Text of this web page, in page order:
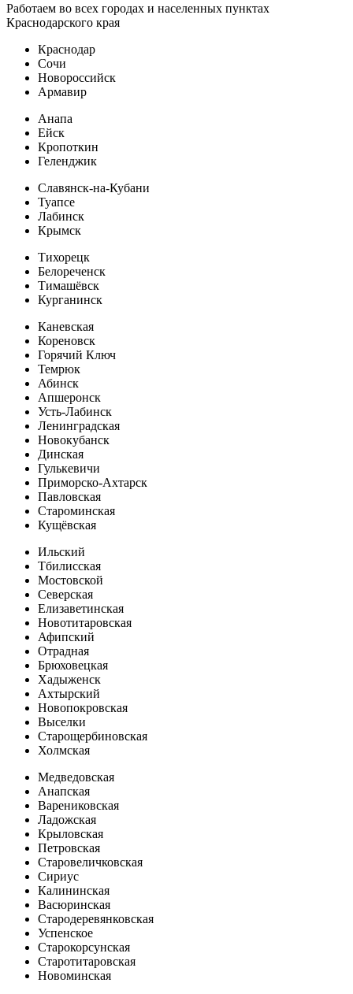
Работаем во всех городах и населенных пунктах
Краснодарского края
Краснодар
Сочи
Новороссийск
Армавир
Анапа
Ейск
Кропоткин
Геленджик
Славянск-на-Кубани
Туапсе
Лабинск
Крымск
Тихорецк
Белореченск
Тимашёвск
Курганинск
Каневская
Кореновск
Горячий Ключ
Темрюк
Абинск
Апшеронск
Усть-Лабинск
Ленинградская
Новокубанск
Динская
Гулькевичи
Приморско-Ахтарск
Павловская
Староминская
Кущёвская
Ильский
Тбилисская
Мостовской
Северская
Елизаветинская
Новотитаровская
Афипский
Отрадная
Брюховецкая
Хадыженск
Ахтырский
Новопокровская
Выселки
Старощербиновская
Холмская
Медведовская
Анапская
Варениковская
Ладожская
Крыловская
Петровская
Старовеличковская
Сириус
Калининская
Васюринская
Стародеревянковская
Успенское
Старокорсунская
Старотитаровская
Новоминская